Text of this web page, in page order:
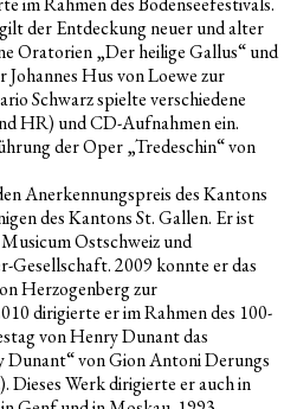
der Entdeckung neuer und alter
Oratorien „Der heilige Gallus“ und
Hus von Loewe zur
Schwarz spielte verschiedene
HR) und CD-Aufnahmen ein.
der Oper „Tredeschin“ von
Anerkennungspreis des Kantons
des Kantons St. Gallen. Er ist
Ostschweiz und
Gesellschaft. 2009 konnte er das
Herzogenberg zur
dirigierte er im Rahmen des 100-
von Henry Dunant das
Dunant“ von Gion Antoni Derungs
Werk dirigierte er auch in